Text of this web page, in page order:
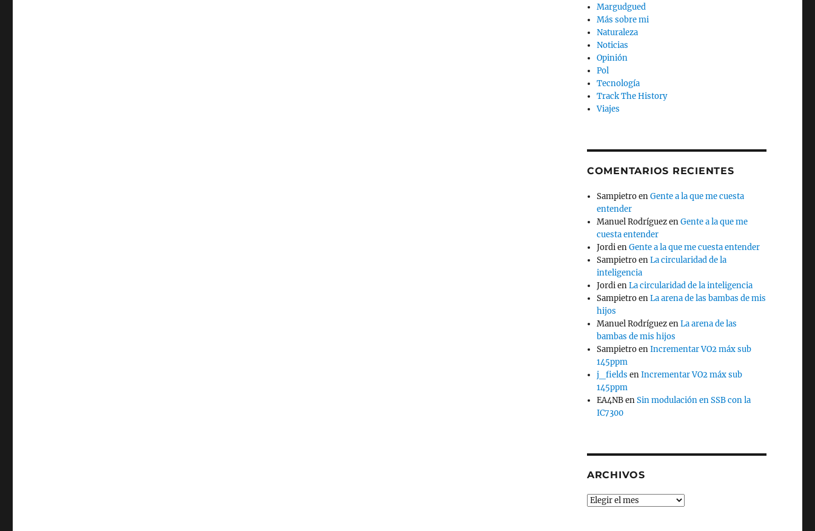
Margudgued
Más sobre mi
Naturaleza
Noticias
Opinión
Pol
Tecnología
Track The History
Viajes
COMENTARIOS RECIENTES
SampietroenGente a la que me cuesta
entender
Manuel RodríguezenGente a la que me
cuesta entender
JordienGente a la que me cuesta entender
SampietroenLa circularidad de la
inteligencia
JordienLa circularidad de la inteligencia
SampietroenLa arena de las bambas de mis
hijos
Manuel RodríguezenLa arena de las
bambas de mis hijos
SampietroenIncrementar VO2 máx sub
145ppm
j_fields enIncrementar VO2 máx sub
145ppm
EA4NBenSin modulación en SSB con la
IC7300
ARCHIVOS
Archivos